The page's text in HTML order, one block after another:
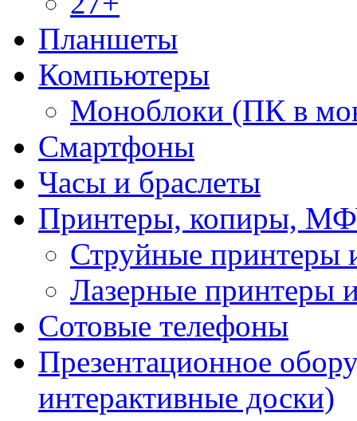
Планшеты
Компьютеры
Моноблоки (ПК в
Смартфоны
Часы и браслеты
Принтеры, копиры,
Струйные
Лазерные
Сотовые телефоны
Презентационное
интерактивные доски)